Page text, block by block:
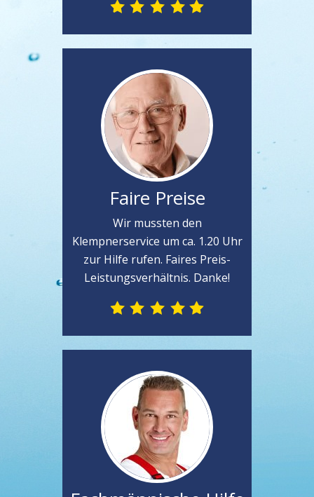
Faire Preise
Wir mussten den
Klempnerservice um ca. 1.20 Uhr
zur Hilfe rufen. Faires Preis-
Leistungsverhältnis. Danke!